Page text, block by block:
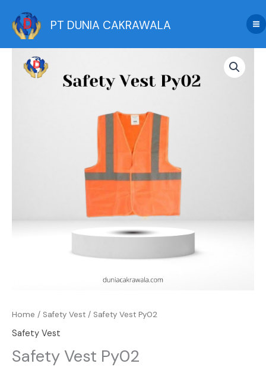
content
PT DUNIA CAKRAWALA
Home / Safety Vest / Safety Vest Py02
Safety Vest
Safety Vest Py02